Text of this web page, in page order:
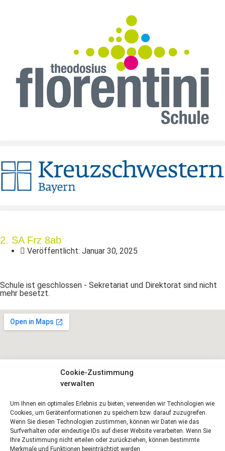
Cookie-Zustimmung
verwalten
Um Ihnen ein optimales Erlebnis zu bieten, verwenden wir Technologien wie
Cookies, um Geräteinformationen zu speichern bzw. darauf zuzugreifen.
Wenn Sie diesen Technologien zustimmen, können wir Daten wie das
Surfverhalten oder eindeutige IDs auf dieser Website verarbeiten. Wenn Sie
Ihre Zustimmung nicht erteilen oder zurückziehen, können bestimmte
Merkmale und Funktionen beeinträchtigt werden.
2. SA Frz 8ab
Veröffentlicht: Januar 30, 2025
Schule ist geschlossen - Sekretariat und Direktorat sind nicht
mehr besetzt.